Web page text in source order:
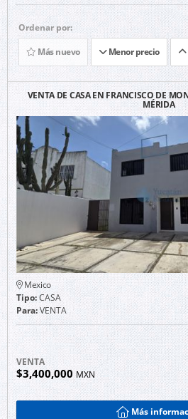
Ordenar por:
Más nuevo
Menor precio
VENTA DE CASA EN FRANCISCO DE
MÉRIDA
Mexico
Tipo:CASA
Para:VENTA
VENTA
$3,400,000MXN
Más